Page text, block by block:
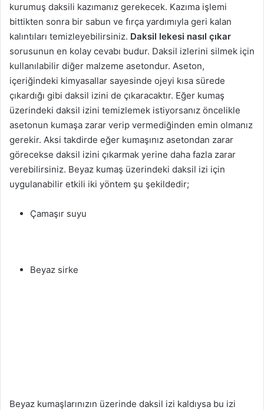
kurumuş daksili kazımanız gerekecek. Kazıma işlemi
bittikten sonra bir sabun ve fırça yardımıyla geri kalan
kalıntıları temizleyebilirsiniz. Daksil lekesi nasıl çıkar
sorusunun en kolay cevabı budur. Daksil izlerini silmek için
kullanılabilir diğer malzeme asetondur. Aseton,
içeriğindeki kimyasallar sayesinde ojeyi kısa sürede
çıkardığı gibi daksil izini de çıkaracaktır. Eğer kumaş
üzerindeki daksil izini temizlemek istiyorsanız öncelikle
asetonun kumaşa zarar verip vermediğinden emin olmanız
gerekir. Aksi takdirde eğer kumaşınız asetondan zarar
görecekse daksil izini çıkarmak yerine daha fazla zarar
verebilirsiniz. Beyaz kumaş üzerindeki daksil izi için
uygulanabilir etkili iki yöntem şu şekildedir;
Çamaşır suyu
Beyaz sirke
Beyaz kumaşlarınızın üzerinde daksil izi kaldıysa bu izi